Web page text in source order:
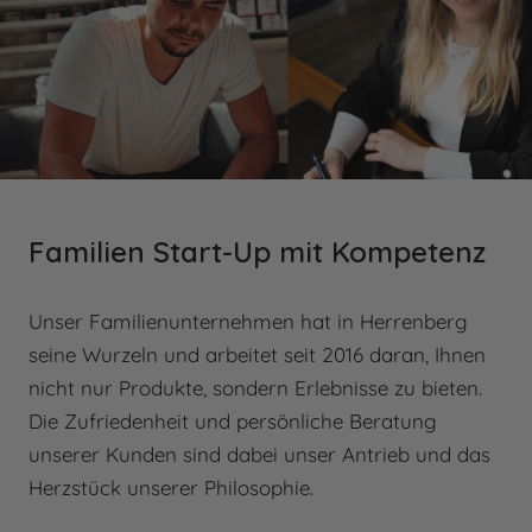
Wir erstatten Ihnen die erhaltenen Produkte auf
Ihre ursprüngliche Zahlungsart.
Achtung: Gravierte/individualisierte Produkte sind
ausdrücklich von der Rückgabe ausgeschlossen
und können nicht retourniert werden.
WAS VERSTEHT MAN UNTER
LIEFERZEITEN?
Für alle auf unserer Website angegebenen
Zeitangaben in Tagen beziehen wir uns
ausschließlich auf Werktage. Werktage sind alle
Tage von Montag bis Freitag, mit Ausnahme von
Kunststoffe
Leder und Holz
Metalle
Patronenfüller
Vakuumfüller
Was ist ein Konverter?
Familien Start-Up mit Kompetenz
Unser Familienunternehmen hat in Herrenberg
seine Wurzeln und arbeitet seit 2016 daran, Ihnen
nicht nur Produkte, sondern Erlebnisse zu bieten.
Die Zufriedenheit und persönliche Beratung
unserer Kunden sind dabei unser Antrieb und das
Herzstück unserer Philosophie.